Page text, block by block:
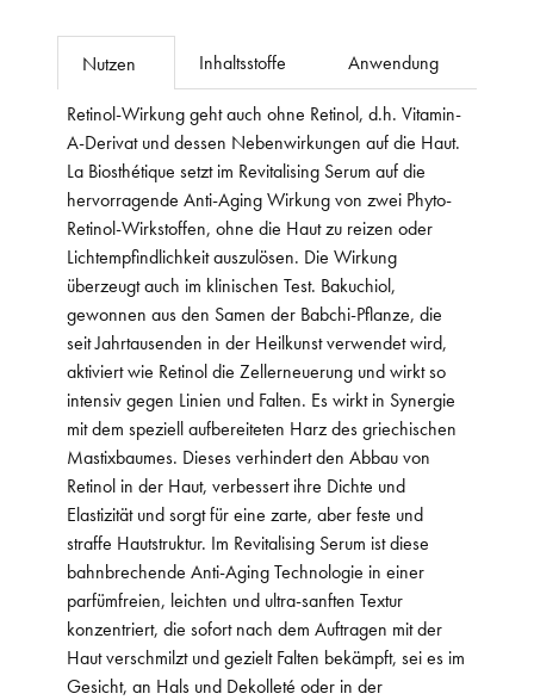
Nutzen Inhaltsstoffe Anwendung
Retinol-Wirkung geht auch ohne Retinol, d.h. Vitamin-
A-Derivat und dessen Nebenwirkungen auf die Haut.
La Biosthétique setzt im Revitalising Serum auf die
hervorragende Anti-Aging Wirkung von zwei Phyto-
Retinol-Wirkstoffen, ohne die Haut zu reizen oder
Lichtempfindlichkeit auszulösen. Die Wirkung
überzeugt auch im klinischen Test. Bakuchiol,
gewonnen aus den Samen der Babchi-Pflanze, die
seit Jahrtausenden in der Heilkunst verwendet wird,
aktiviert wie Retinol die Zellerneuerung und wirkt so
intensiv gegen Linien und Falten. Es wirkt in Synergie
mit dem speziell aufbereiteten Harz des griechischen
Mastixbaumes. Dieses verhindert den Abbau von
Retinol in der Haut, verbessert ihre Dichte und
Elastizität und sorgt für eine zarte, aber feste und
straffe Hautstruktur. Im Revitalising Serum ist diese
bahnbrechende Anti-Aging Technologie in einer
parfümfreien, leichten und ultra-sanften Textur
konzentriert, die sofort nach dem Auftragen mit der
Haut verschmilzt und gezielt Falten bekämpft, sei es im
Gesicht, an Hals und Dekolleté oder in der